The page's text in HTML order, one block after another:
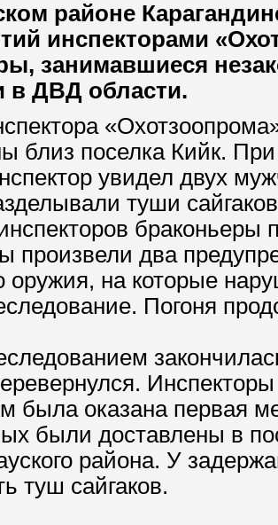
районе
инспекторами
занимавшиеся
в ДВД области.
близ поселка Кийк.
увидел двух
туши
браконьеры
произвели два
оружия, на которые
Погоня
была оказана первая
были доставлены в
района. У
туш сайгаков.